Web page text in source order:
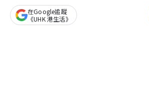
在Google追蹤
《UHK 港生活》